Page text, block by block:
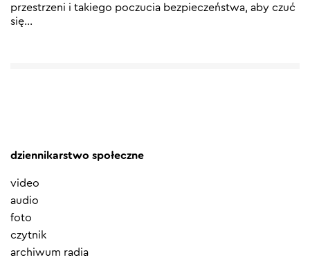
przestrzeni i takiego poczucia bezpieczeństwa, aby czuć
się…
dziennikarstwo społeczne
video
audio
foto
czytnik
archiwum radia